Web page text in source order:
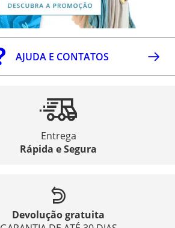
AJUDA E CONTATOS
Entrega
Rápida e Segura
Devolução gratuita